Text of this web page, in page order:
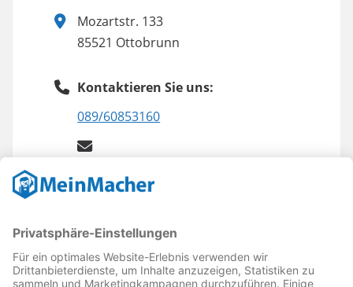
Mozartstr. 133
85521 Ottobrunn
Kontaktieren Sie uns:
089/60853160
Diese Kategorien reparieren wir:
Zur Werkstatt